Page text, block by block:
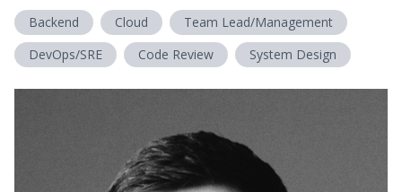
Backend Cloud
Team Lead/Management
DevOps/SRE
Code Review System Design